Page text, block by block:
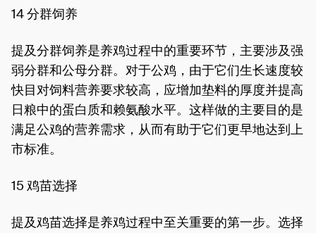
14 分群饲养
提及分群饲养是养鸡过程中的重要环节，主要涉及强
弱分群和公母分群。对于公鸡，由于它们生长速度较
快目对饲料营养要求较高，应增加垫料的厚度并提高
日粮中的蛋白质和赖氨酸水平。这样做的主要目的是
满足公鸡的营养需求，从而有助于它们更早地达到上
市标准。
15 鸡苗选择
提及鸡苗选择是养鸡过程中至关重要的第一步。选择